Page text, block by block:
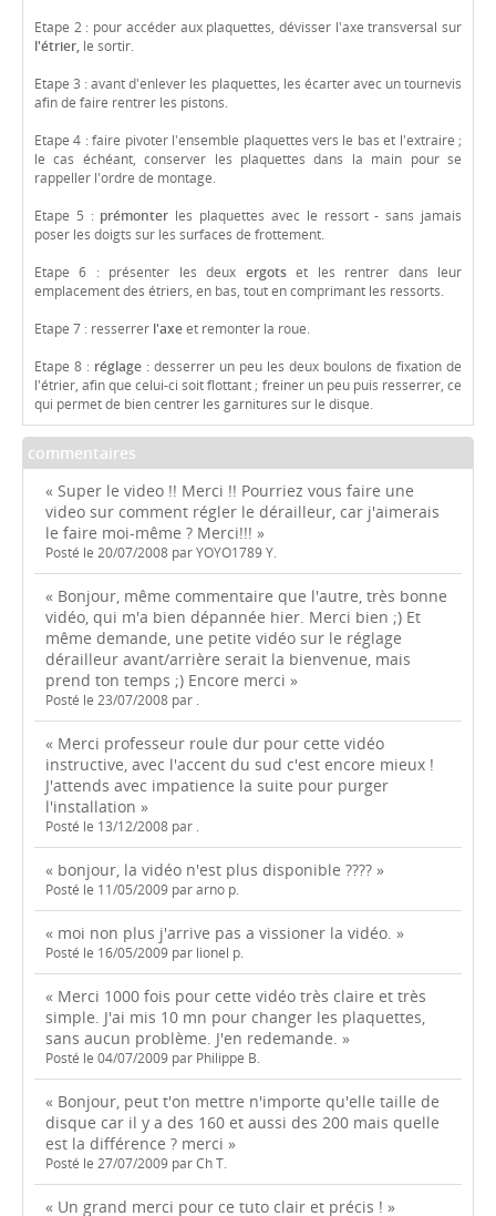
Etape 2 : pour accéder aux plaquettes, dévisser l'axe transversal sur
l'étrier, le sortir.
Etape 3 : avant d'enlever les plaquettes, les écarter avec un tournevis
afin de faire rentrer les pistons.
Etape 4 : faire pivoter l'ensemble plaquettes vers le bas et l'extraire ;
le cas échéant, conserver les plaquettes dans la main pour se
rappeller l'ordre de montage.
Etape 5 : prémonter les plaquettes avec le ressort - sans jamais
poser les doigts sur les surfaces de frottement.
Etape 6 : présenter les deux ergotset les rentrer dans leur
emplacement des étriers, en bas, tout en comprimant les ressorts.
Etape 7 : resserrer l'axeet remonter la roue.
Etape 8 : réglage : desserrer un peu les deux boulons de fixation de
l'étrier, afin que celui-ci soit flottant ; freiner un peu puis resserrer, ce
qui permet de bien centrer les garnitures sur le disque.
commentaires
« Super le video !! Merci !! Pourriez vous faire une
video sur comment régler le dérailleur, car j'aimerais
le faire moi-même ? Merci!!! »
Posté le 20/07/2008 par YOYO1789 Y.
« Bonjour, même commentaire que l'autre, très bonne
vidéo, qui m'a bien dépannée hier. Merci bien ;) Et
même demande, une petite vidéo sur le réglage
dérailleur avant/arrière serait la bienvenue, mais
prend ton temps ;) Encore merci »
Posté le 23/07/2008 par .
« Merci professeur roule dur pour cette vidéo
instructive, avec l'accent du sud c'est encore mieux !
J'attends avec impatience la suite pour purger
l'installation »
Posté le 13/12/2008 par .
« bonjour, la vidéo n'est plus disponible ???? »
Posté le 11/05/2009 par arno p.
« moi non plus j'arrive pas a vissioner la vidéo. »
Posté le 16/05/2009 par lionel p.
« Merci 1000 fois pour cette vidéo très claire et très
simple. J'ai mis 10 mn pour changer les plaquettes,
sans aucun problème. J'en redemande. »
Posté le 04/07/2009 par Philippe B.
« Bonjour, peut t'on mettre n'importe qu'elle taille de
disque car il y a des 160 et aussi des 200 mais quelle
est la différence ? merci »
Posté le 27/07/2009 par Ch T.
« Un grand merci pour ce tuto clair et précis ! »